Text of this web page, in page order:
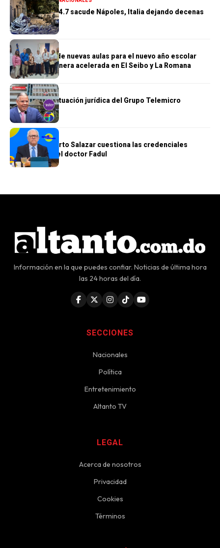
Terremoto de 4.7 sacude Nápoles, Italia dejando decenas
de heridos
GENERALES
Construcción de nuevas aulas para el nuevo año escolar
avanzan de manera acelerada en El Seibo y La Romana
GENERALES
Se complica situación jurídica del Grupo Telemicro
GENERALES
Doctor Humberto Salazar cuestiona las credenciales
académicas del doctor Fadul
Información en la que puedes confiar. Noticias de última hora
las 24 horas del día.
SECCIONES
Nacionales
Política
Entretenimiento
Altanto TV
LEGAL
Acerca de nosotros
Privacidad
Cookies
Términos